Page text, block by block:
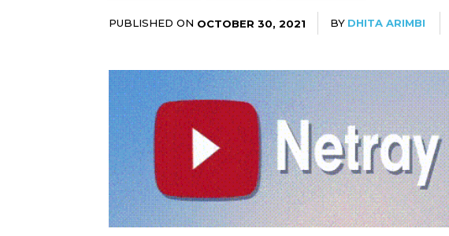
PUBLISHED ON OCTOBER 30, 2021 BY DHITA ARIMBI